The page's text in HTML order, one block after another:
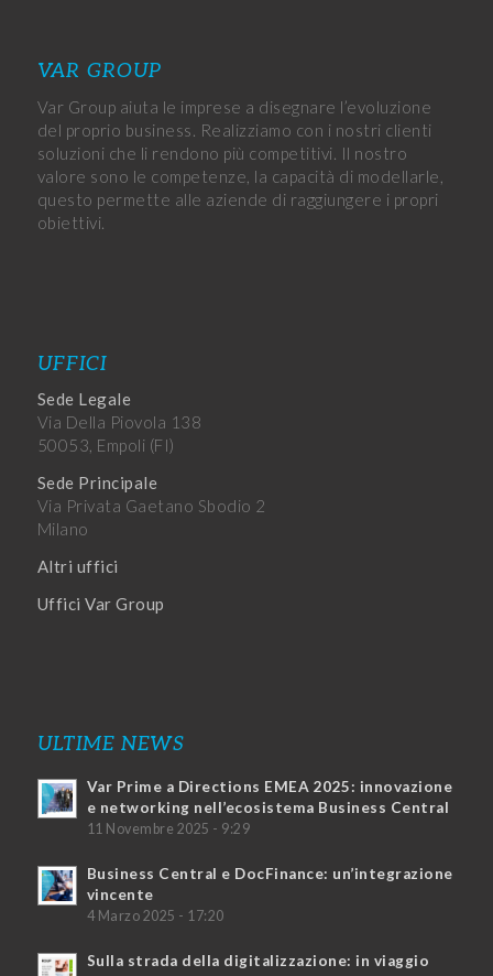
VAR GROUP
Var Group aiuta le imprese a disegnare l’evoluzione
del proprio business. Realizziamo con i nostri clienti
soluzioni che li rendono più competitivi. Il nostro
valore sono le competenze, la capacità di modellarle,
questo permette alle aziende di raggiungere i propri
obiettivi.
UFFICI
Sede Legale
Via Della Piovola 138
50053, Empoli (FI)
Sede Principale
Via Privata Gaetano Sbodio 2
Milano
Altri uffici
Uffici Var Group
ULTIME NEWS
Var Prime a Directions EMEA 2025: innovazione
e networking nell’ecosistema Business Central
11 Novembre 2025 - 9:29
Business Central e DocFinance: un’integrazione
vincente
4 Marzo 2025 - 17:20
Sulla strada della digitalizzazione: in viaggio